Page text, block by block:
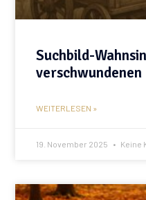
Suchbild-
verschwundenen
WEITERLESEN »
19. November 2025 Keine